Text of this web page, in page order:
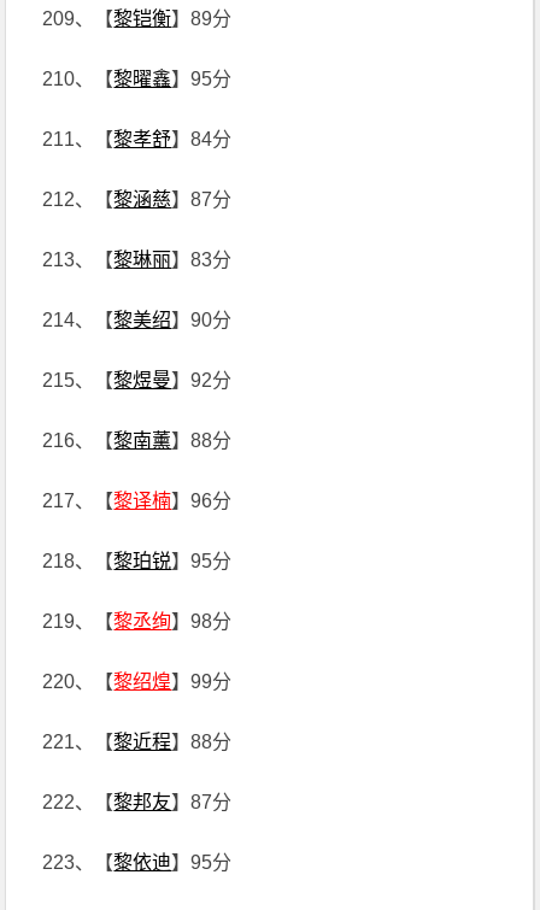
209、【黎铠衡】89分
210、【黎曜鑫】95分
211、【黎孝舒】84分
212、【黎涵慈】87分
213、【黎琳丽】83分
214、【黎美绍】90分
215、【黎煜曼】92分
216、【黎南薰】88分
217、【黎译楠】96分
218、【黎珀锐】95分
219、【黎丞绚】98分
220、【黎绍煌】99分
221、【黎近程】88分
222、【黎邦友】87分
223、【黎依迪】95分